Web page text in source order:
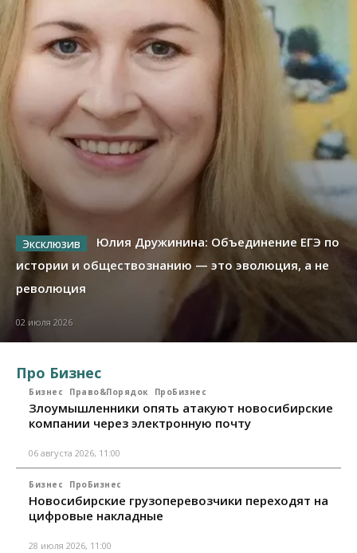
Юлия Дружинина: Объединение ЕГЭ по
истории и обществознанию — это эволюция, а не
революция
02 июля 2026
Про Бизнес
Бизнес Право&Порядок ПроБизнес
Злоумышленники опять атакуют новосибирские
компании через электронную почту
06 августа 2026, 11:00
Бизнес ПроБизнес
Новосибирские грузоперевозчики переходят на
цифровые накладные
28 июля 2026, 11:00